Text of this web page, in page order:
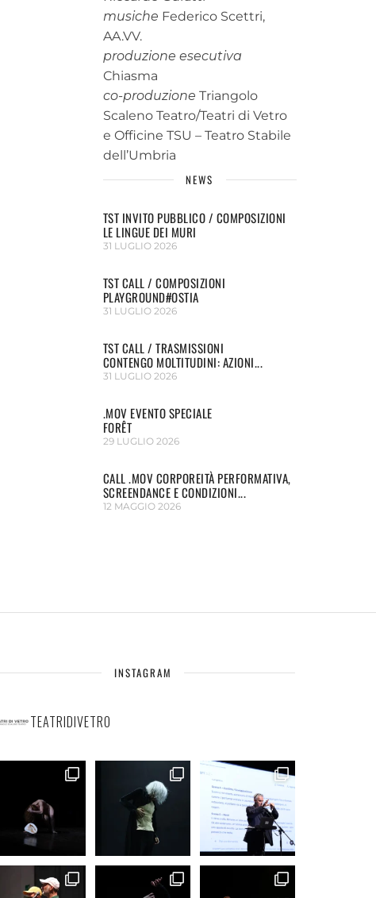
musiche Federico Scettri,
AA.VV.
produzione esecutiva
Chiasma
co-produzione Triangolo
Scaleno Teatro/Teatri di Vetro
e Officine TSU – Teatro Stabile
dell’Umbria
NEWS
TST INVITO PUBBLICO / COMPOSIZIONI
LE LINGUE DEI MURI
31 LUGLIO 2026
TST CALL / COMPOSIZIONI
PLAYGROUND#OSTIA
31 LUGLIO 2026
TST CALL / TRASMISSIONI
CONTENGO MOLTITUDINI: AZIONI...
31 LUGLIO 2026
.MOV EVENTO SPECIALE
FORÊT
29 LUGLIO 2026
CALL .MOV CORPOREITÀ PERFORMATIVA,
SCREENDANCE E CONDIZIONI...
12 MAGGIO 2026
INSTAGRAM
TEATRIDIVETRO